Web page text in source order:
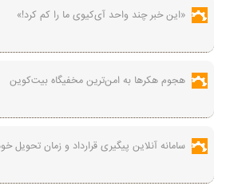
«این خبر چند واحد آی‌کیوی ما را کم کرد!»
هجوم هکرها به امن‌ترین مخفیگاه بیت‌کوین
سامانه آنلاین پیگیری قرارداد‌ و زمان تحویل